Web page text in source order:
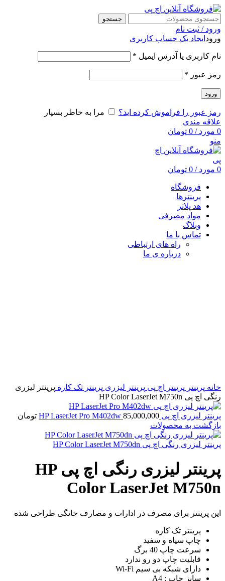
جستجو
ورود / ثبت نام
ورود ایجاد یک حساب کاربری
نام کاربری یا آدرس ایمیل *
رمز عبور *
ورود
رمز عبور را فراموش کرده اید؟
مرا به خاطر بسپار
علاقه مندی
0 مورد /
0 تومان
منو
0 مورد /
0 تومان
فروشگاه
پرینترها
هد پلاتر
مواد مصرفی
وبلاگ
تماس با ما
راه های ارتباطی
درباره ی ما
خانه پرینتر پرینتر اچ پی پرینتر لیزری پرینتر تک کاره پرینتر لیزری
رنگی اچ پی HP Color LaserJet M750n
پرینتر لیزری اچ پی HP LaserJet Pro M402dw 85,000,000
تومان
بازگشت به محصولات
پرینتر لیزری رنگی اچ پی HP Color LaserJet M750dn
پرینتر لیزری رنگی اچ پی HP
Color LaserJet M750n
این پرینتر برای مصرف در ادارات و مصارف خانگی طراحی شده
پرینتر تک کاره
چاپ سیاه و سفید
سرعت چاپ 40 برگ
قابلیت چاپ دو رو ندارد
دارای شبکه بی سیم Wi-Fi
سایز چاپ : A4